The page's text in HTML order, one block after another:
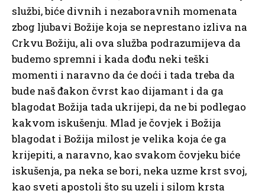
službi, biće divnih i nezaboravnih momenata
zbog ljubavi Božije koja se neprestano izliva na
Crkvu Božiju, ali ova služba podrazumijeva da
budemo spremni i kada dođu neki teški
momenti i naravno da će doći i tada treba da
bude naš đakon čvrst kao dijamant i da ga
blagodat Božija tada ukrijepi, da ne bi podlegao
kakvom iskušenju. Mlad je čovjek i Božija
blagodat i Božija milost je velika koja će ga
krijepiti, a naravno, kao svakom čovjeku biće
iskušenja, pa neka se bori, neka uzme krst svoj,
kao sveti apostoli što su uzeli i silom krsta